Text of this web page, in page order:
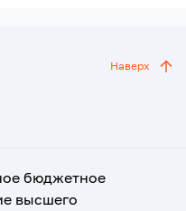
Наверх
бюджетное
высшего